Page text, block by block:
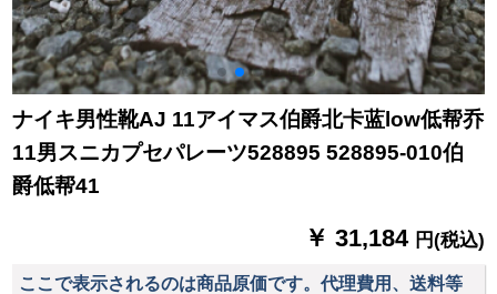
ナイキ男性靴AJ 11アイマス伯爵北卡蓝low低帮乔
11男スニカプセパレーツ528895 528895-010伯
爵低帮41
￥ 31,184 円(税込)
ここで表示されるのは商品原価です。代理費用、送料等